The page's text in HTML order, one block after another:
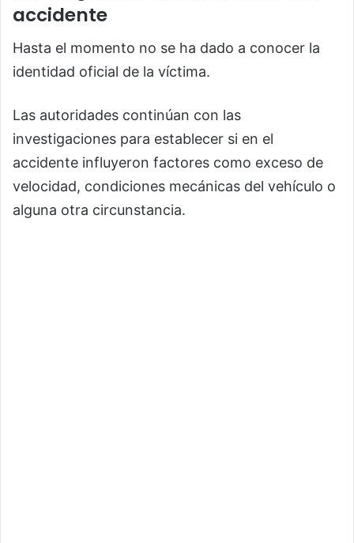
accidente
Hasta el momento no se ha dado a conocer la
identidad oficial de la víctima.
Las autoridades continúan con las
investigaciones para establecer si en el
accidente influyeron factores como exceso de
velocidad, condiciones mecánicas del vehículo o
alguna otra circunstancia.